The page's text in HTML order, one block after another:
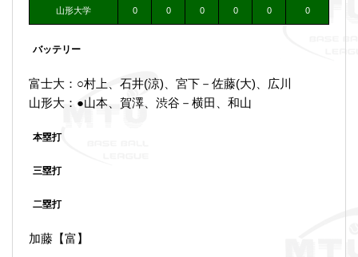
山形大学 0 0 0 0 0 0
バッテリー
富士大：○村上、石井(涼)、宮下－佐藤(大)、広川
山形大：●山本、賀澤、渋谷－横田、和山
本塁打
三塁打
二塁打
加藤【富】